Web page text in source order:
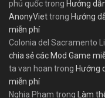
phú quốctrong Hướng
AnonyViettrong Hướng
miễn phí
Colonia del Sacramento
chia sẻ các Mod Game
ta van hoan trong Hướng
miễn phí
Nghia Pham trong Làm